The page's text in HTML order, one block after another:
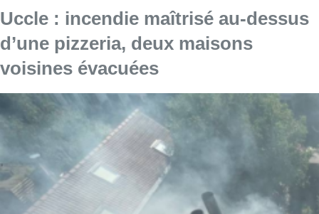
Uccle : incendie maîtrisé au-dessus
d’une pizzeria, deux maisons
voisines évacuées